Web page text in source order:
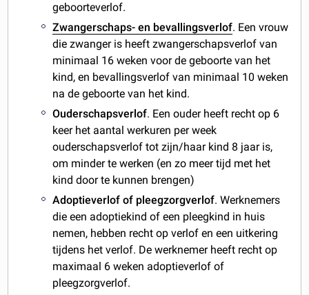
geboorteverlof.
Zwangerschaps- en bevallingsverlof. Een vrouw
die zwanger is heeft zwangerschapsverlof van
minimaal 16 weken voor de geboorte van het
kind, en bevallingsverlof van minimaal 10 weken
na de geboorte van het kind.
Ouderschapsverlof. Een ouder heeft recht op 6
keer het aantal werkuren per week
ouderschapsverlof tot zijn/haar kind 8 jaar is,
om minder te werken (en zo meer tijd met het
kind door te kunnen brengen)
Adoptieverlof of pleegzorgverlof. Werknemers
die een adoptiekind of een pleegkind in huis
nemen, hebben recht op verlof en een uitkering
tijdens het verlof. De werknemer heeft recht op
maximaal 6 weken adoptieverlof of
pleegzorgverlof.